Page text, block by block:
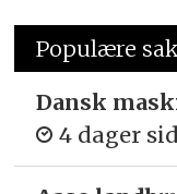
Populære
Dansk
4 dager